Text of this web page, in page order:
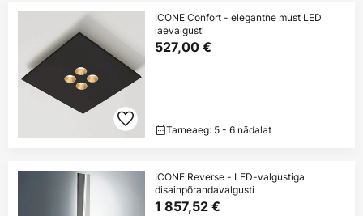
ICONE Confort - elegantne must LED
laevalgusti
527,00 €
Tarneaeg: 5 - 6 nädalat
ICONE Reverse - LED-valgustiga
disainpõrandavalgusti
1 857,52 €